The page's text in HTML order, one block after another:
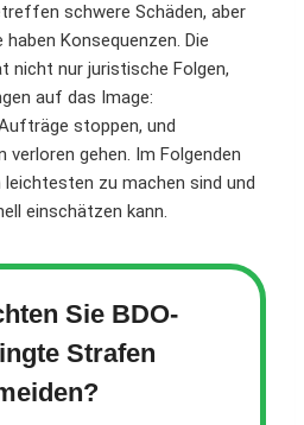
schwere Schäden, aber
Konsequenzen. Die
nicht nur juristische Folgen,
auf das Image:
stoppen, und
verloren gehen. Im Folgenden
leichtesten zu machen sind und
einschätzen kann.
Sie BDO-
Strafen